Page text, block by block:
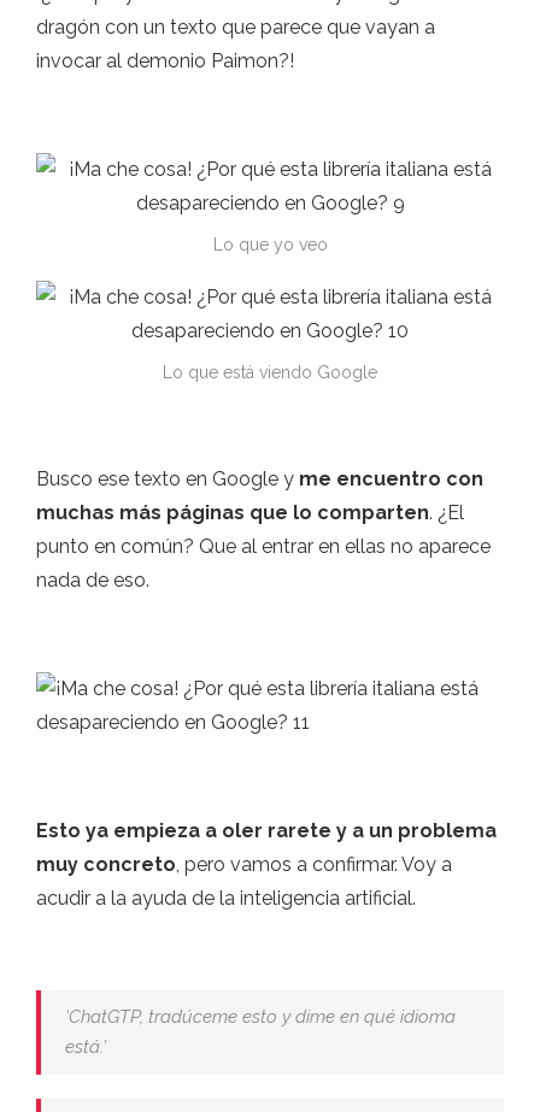
dragón con un texto que parece que vayan a
invocar al demonio Paimon?!
Lo que yo veo
Lo que está viendo Google
Busco ese texto en Google y me encuentro con
muchas más páginas que lo comparten. ¿El
punto en común? Que al entrar en ellas no aparece
nada de eso.
Esto ya empieza a oler rarete y a un problema
muy concreto , pero vamos a confirmar. Voy a
acudir a la ayuda de la inteligencia artificial.
‘ChatGTP, tradúceme esto y dime en qué idioma
está.’